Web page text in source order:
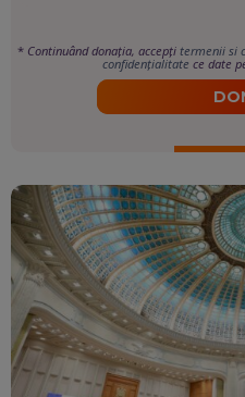
* Continuând donația, accepți termenii si
confidențialitate ce date